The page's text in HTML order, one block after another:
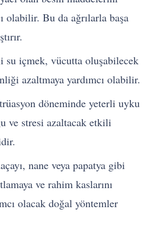
olabilir. Bu da ağrılarla başa
su içmek, vücutta oluşabilecek
azaltmaya yardımcı olabilir.
döneminde yeterli uyku
ve stresi azaltacak etkili
nane veya papatya gibi
ve rahim kaslarını
olacak doğal yöntemler